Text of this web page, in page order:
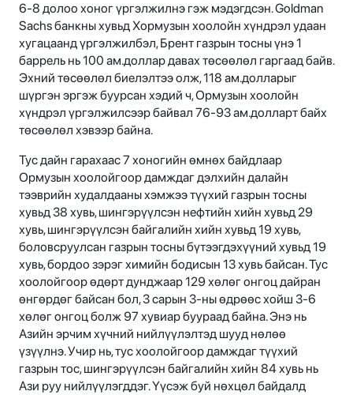
6-8 долоо хоног үргэлжилнэ гэж мэдэгдсэн. Goldman
Sachs банкны хувьд Хормузын хоолойн хүндрэл удаан
хугацаанд үргэлжилбэл, Брент газрын тосны үнэ 1
баррель нь 100 ам.доллар давах төсөөлөл гаргаад байв.
Эхний төсөөлөл биелэлтээ олж, 118 ам.долларыг
шүргэн эргэж буурсан хэдий ч, Ормузын хоолойн
хүндрэл үргэлжилсээр байвал 76-93 ам.долларт байх
төсөөлөл хэвээр байна.
Тус дайн гарахаас 7 хоногийн өмнөх байдлаар
Ормузын хоолойгоор дамждаг дэлхийн далайн
тээврийн худалдааны хэмжээ түүхий газрын тосны
хувьд 38 хувь, шингэрүүлсэн нефтийн хийн хувьд 29
хувь, шингэрүүлсэн байгалийн хийн хувьд 19 хувь,
боловсруулсан газрын тосны бүтээгдэхүүний хувьд 19
хувь, бордоо зэрэг химийн бодисын 13 хувь байсан. Тус
хоолойгоор өдөрт дунджаар 129 хөлөг онгоц дайран
өнгөрдөг байсан бол, 3 сарын 3-ны өдрөөс хойш 3-6
хөлөг онгоц болж 97 хувиар буураад байна. Энэ нь
Азийн эрчим хүчний нийлүүлэлтэд шууд нөлөө
үзүүлнэ. Учир нь, тус хоолойгоор дамждаг түүхий
газрын тос, шингэрүүлсэн байгалийн хийн 84 хувь нь
Ази руу нийлүүлэгддэг. Үүсэж буй нөхцөл байдалд